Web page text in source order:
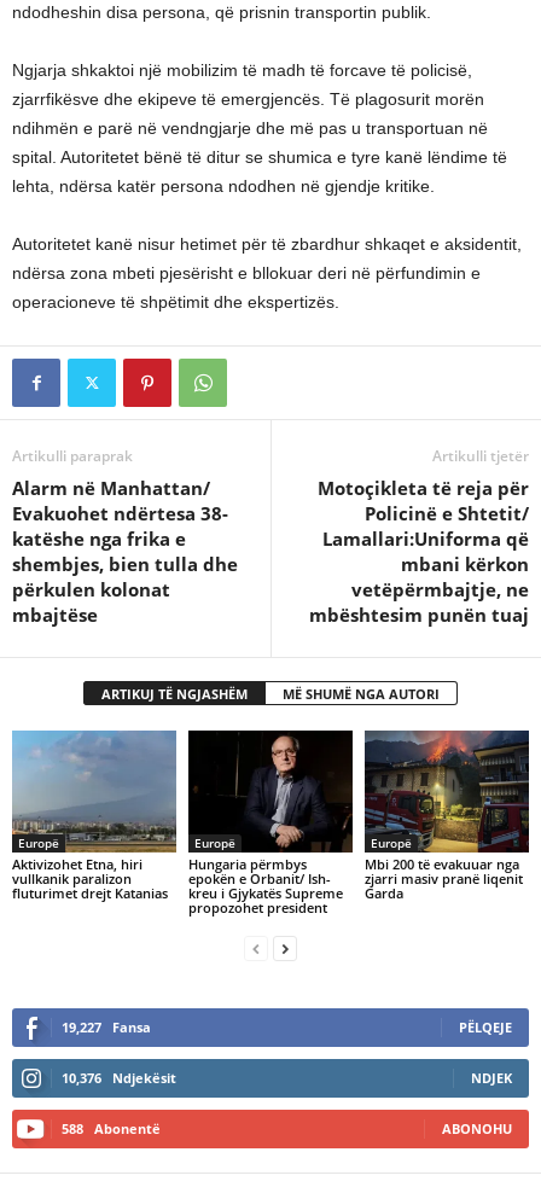
ndodheshin disa persona, që prisnin transportin publik.
Ngjarja shkaktoi një mobilizim të madh të forcave të policisë,
zjarrfikësve dhe ekipeve të emergjencës. Të plagosurit morën
ndihmën e parë në vendngjarje dhe më pas u transportuan në
spital. Autoritetet bënë të ditur se shumica e tyre kanë lëndime të
lehta, ndërsa katër persona ndodhen në gjendje kritike.
Autoritetet kanë nisur hetimet për të zbardhur shkaqet e aksidentit,
ndërsa zona mbeti pjesërisht e bllokuar deri në përfundimin e
operacioneve të shpëtimit dhe ekspertizës.
Artikulli paraprak
Alarm në Manhattan/
Evakuohet ndërtesa 38-
katëshe nga frika e
shembjes, bien tulla dhe
përkulen kolonat
mbajtëse
Artikulli tjetër
Motoçikleta të reja për
Policinë e Shtetit/
Lamallari:Uniforma që
mbani kërkon
vetëpërmbajtje, ne
mbështesim punën tuaj
ARTIKUJ TË NGJASHËM MË SHUMË NGA AUTORI
Europë
Aktivizohet Etna, hiri
vullkanik paralizon
fluturimet drejt Katanias
Europë
Hungaria përmbys
epokën e Orbanit/ Ish-
kreu i Gjykatës Supreme
propozohet president
Europë
Mbi 200 të evakuuar nga
zjarri masiv pranë liqenit
Garda
19,227 Fansa PËLQEJE
10,376 Ndjekësit NDJEK
588 Abonentë ABONOHU